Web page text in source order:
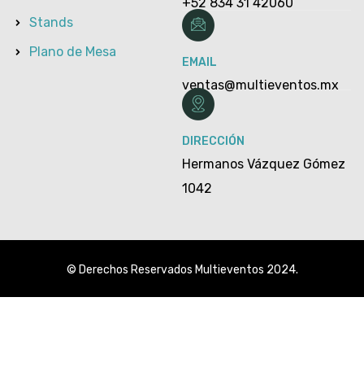
Stands
Plano de Mesa
+52 834 31 42060
EMAIL
ventas@multieventos.mx
DIRECCIÓN
Hermanos Vázquez Gómez
1042
© Derechos Reservados Multieventos 2024.